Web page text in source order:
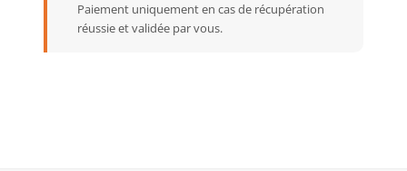
Paiement uniquement en cas de récupération
réussie et validée par vous.